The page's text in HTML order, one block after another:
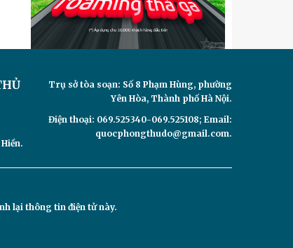
Trụ sở tòa soạn: Số 8 Phạm Hùng, phường
Yên Hòa, Thành phố Hà Nội.
Điện thoại: 069.525340-069.525108; Email:
quocphongthudo@gmail.com.
lại thông tin điện tử này.